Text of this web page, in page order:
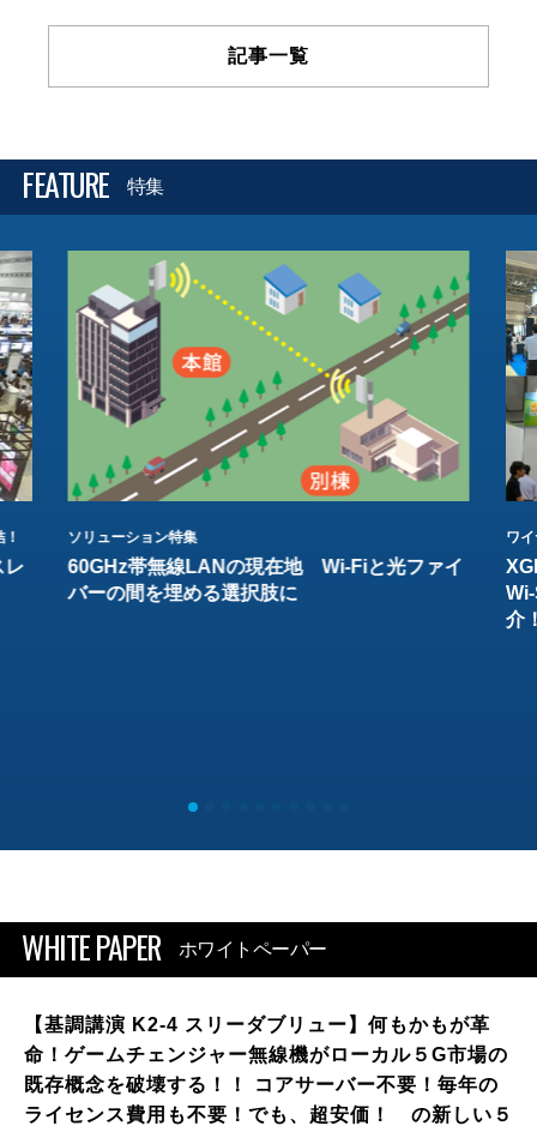
記事一覧
FEATURE 特集
レ
ソリューション特集
60GHz帯無線LANの現在地 Wi-Fiと光ファイ
バーの間を埋める選択肢に
ワ
介
WHITE PAPER ホワイトペーパー
【基調講演 K2-4 スリーダブリュー】何もかもが革
命！ゲームチェンジャー無線機がローカル５G市場の
既存概念を破壊する！！ コアサーバー不要！毎年の
ライセンス費用も不要！でも、超安価！ の新しい５